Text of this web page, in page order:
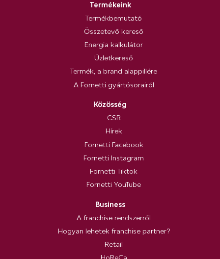
Termékeink
Termékbemutató
Összetevő kereső
Energia kalkulátor
Üzletkereső
Termék, a brand alappillére
A Fornetti gyártósorairól
Közösség
CSR
Hírek
Fornetti Facebook
Fornetti Instagram
Fornetti Tiktok
Fornetti YouTube
Business
A franchise rendszerről
Hogyan lehetek franchise partner?
Retail